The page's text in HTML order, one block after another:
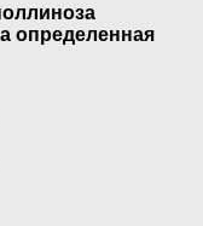
определенная